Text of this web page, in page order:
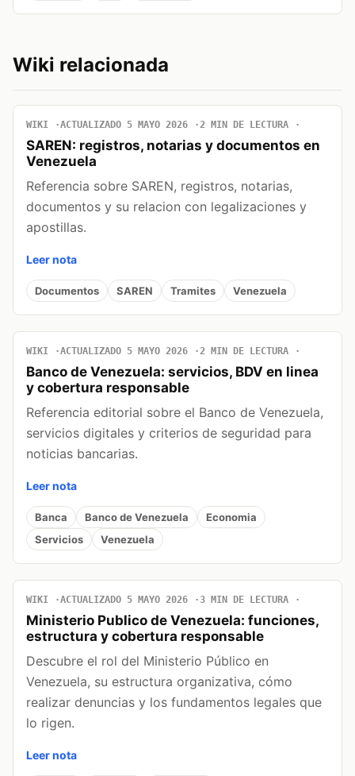
Wiki relacionada
WIKI ACTUALIZADO 5 MAYO 2026 2 MIN DE LECTURA
SAREN: registros, notarias y documentos en
Venezuela
Referencia sobre SAREN, registros, notarias,
documentos y su relacion con legalizaciones y
apostillas.
Leer nota
Documentos SAREN Tramites Venezuela
WIKI ACTUALIZADO 5 MAYO 2026 2 MIN DE LECTURA
Banco de Venezuela: servicios, BDV en linea
y cobertura responsable
Referencia editorial sobre el Banco de Venezuela,
servicios digitales y criterios de seguridad para
noticias bancarias.
Leer nota
Banca Banco de Venezuela
Economia
Servicios
Venezuela
WIKI ACTUALIZADO 5 MAYO 2026 3 MIN DE LECTURA
Ministerio Publico de Venezuela: funciones,
estructura y cobertura responsable
Descubre el rol del Ministerio Público en
Venezuela, su estructura organizativa, cómo
realizar denuncias y los fundamentos legales que
lo rigen.
Leer nota